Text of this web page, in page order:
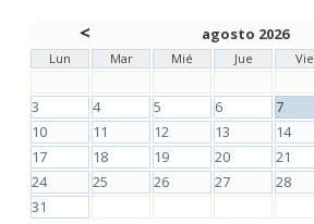
< agosto 2026
Lun Mar Mié Jue Vie
3
4 5 6 7
10
11 12 13 14
17
18 19 20 21
24
25 26 27 28
31